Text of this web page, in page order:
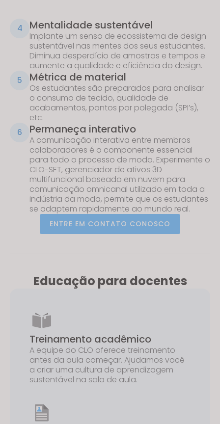
4 Mentalidade sustentável
Implante um senso de ecossistema de design
sustentável nas mentes dos seus estudantes.
Diminua desperdício de amostras e tempos e
aumente a qualidade e eficiência do design.
5
Métrica de material
Os estudantes são preparados para analisar
o consumo de tecido, qualidade de
acabamentos, pontos por polegada (SPI’s),
etc.
6
Permaneça interativo
A comunicação interativa entre membros
colaboradores é o componente essencial
para todo o processo de moda. Experimente o
CLO-SET, gerenciador de ativos 3D
multifuncional baseado em nuvem para
comunicação omnicanal utilizado em toda a
indústria da moda, permite que os estudantes
se adaptem rapidamente ao mundo real.
ENTRE EM CONTATO CONOSCO
Educação para docentes
Treinamento acadêmico
A equipe do CLO oferece treinamento
antes da aula começar. Ajudamos você
a criar uma cultura de aprendizagem
sustentável na sala de aula.